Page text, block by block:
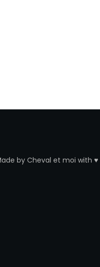
byCheval et moi with ♥